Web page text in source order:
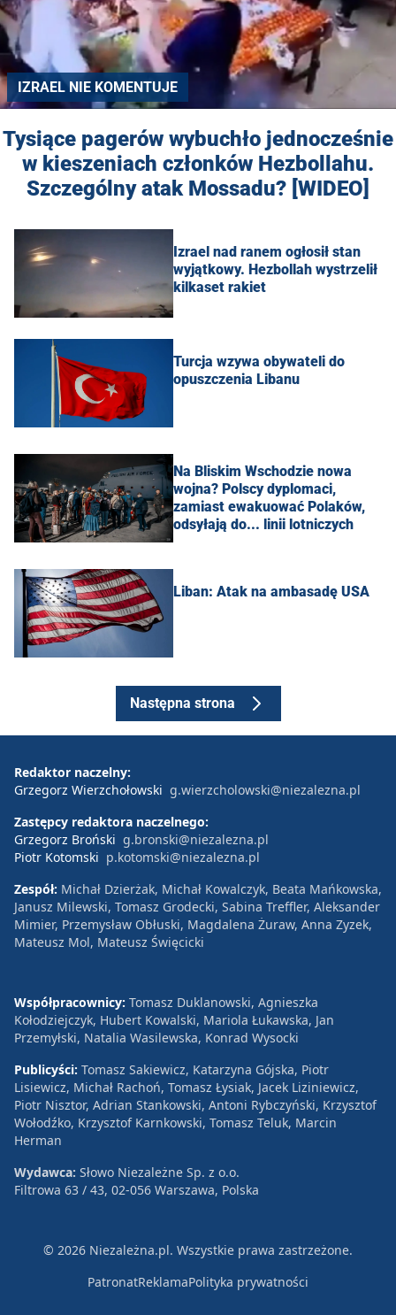
IZRAEL NIE KOMENTUJE
Tysiące pagerów wybuchło jednocześnie
w kieszeniach członków Hezbollahu.
Szczególny atak Mossadu? [WIDEO]
Izrael nad ranem ogłosił stan
wyjątkowy. Hezbollah wystrzelił
kilkaset rakiet
Turcja wzywa obywateli do
opuszczenia Libanu
Na Bliskim Wschodzie nowa
wojna? Polscy dyplomaci,
zamiast ewakuować Polaków,
odsyłają do... linii lotniczych
Liban: Atak na ambasadę USA
Następna strona
Redaktor naczelny:
Grzegorz Wierzchołowski g.wierzcholowski@niezalezna.pl
Zastępcy redaktora naczelnego:
Grzegorz Broński g.bronski@niezalezna.pl
Piotr Kotomski p.kotomski@niezalezna.pl
Zespół: Michał Dzierżak, Michał Kowalczyk, Beata Mańkowska,
Janusz Milewski, Tomasz Grodecki, Sabina Treffler, Aleksander
Mimier, Przemysław Obłuski, Magdalena Żuraw, Anna Zyzek,
Mateusz Mol, Mateusz Święcicki
Współpracownicy: Tomasz Duklanowski, Agnieszka
Kołodziejczyk, Hubert Kowalski, Mariola Łukawska, Jan
Przemyłski, Natalia Wasilewska, Konrad Wysocki
Publicyści: Tomasz Sakiewicz, Katarzyna Gójska, Piotr
Lisiewicz, Michał Rachoń, Tomasz Łysiak, Jacek Liziniewicz,
Piotr Nisztor, Adrian Stankowski, Antoni Rybczyński, Krzysztof
Wołodźko, Krzysztof Karnkowski, Tomasz Teluk, Marcin
Herman
Wydawca: Słowo Niezależne Sp. z o.o.
Filtrowa 63 / 43, 02-056 Warszawa, Polska
© 2026 Niezależna.pl. Wszystkie prawa zastrzeżone.
PatronatReklamaPolityka prywatności